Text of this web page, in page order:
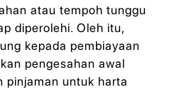
atau tempoh tunggu
diperolehi. Oleh itu,
kepada pembiayaan
pengesahan awal
pinjaman untuk harta